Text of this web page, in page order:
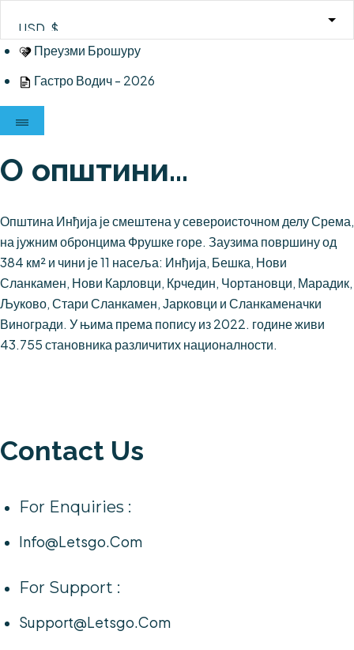
contentПреузми Брошуру
Гастро Водич - 2026
О општини...
Општина Инђија је смештена у североисточном делу Срема,
на јужним обронцима Фрушке горе. Заузима површину од
384 км² и чини је 11 насеља: Инђија, Бешка, Нови
Сланкамен, Нови Карловци, Крчедин, Чортановци, Марадик,
Љуково, Стари Сланкамен, Јарковци и Сланкаменачки
Виногради. У њима према попису из 2022. године живи
43.755 становника различитих националности.
Contact Us
For Enquiries :
Info@letsgo.com
For Support :
Support@letsgo.com